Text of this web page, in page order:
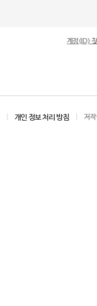
계정(ID)
개인 정보 처리 방침 저